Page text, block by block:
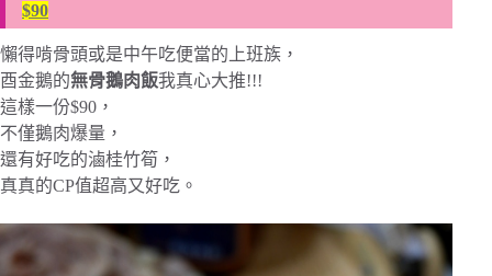
$90
懶得啃骨頭或是中午吃便當的上班族，
酉金鵝的無骨鵝肉飯我真心大推!!!
這樣一份$90，
不僅鵝肉爆量，
還有好吃的滷桂竹筍，
真真的CP值超高又好吃。